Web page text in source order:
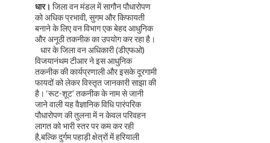
धार। जिला वन मंडल में सागौन पौधारोपण
को अधिक प्रभावी, सुगम और किफायती
बनाने के लिए वन विभाग एक बेहद आधुनिक
और अनूठी तकनीक का उपयोग कर रहा है।
धार के जिला वन अधिकारी (डीएफओ)
विजयानंथम टीआर ने इस आधुनिक
तकनीक की कार्यप्रणाली और इसके दूरगामी
फायदों को लेकर विस्तृत जानकारी साझा की
है। ‘रूट-शूट’ तकनीक के नाम से जानी
जाने वाली यह वैज्ञानिक विधि पारंपरिक
पौधारोपण की तुलना में न केवल परिवहन
लागत को भारी स्तर पर कम कर रही
है,बल्कि दुर्गम पहाड़ी क्षेत्रों में हरियाली